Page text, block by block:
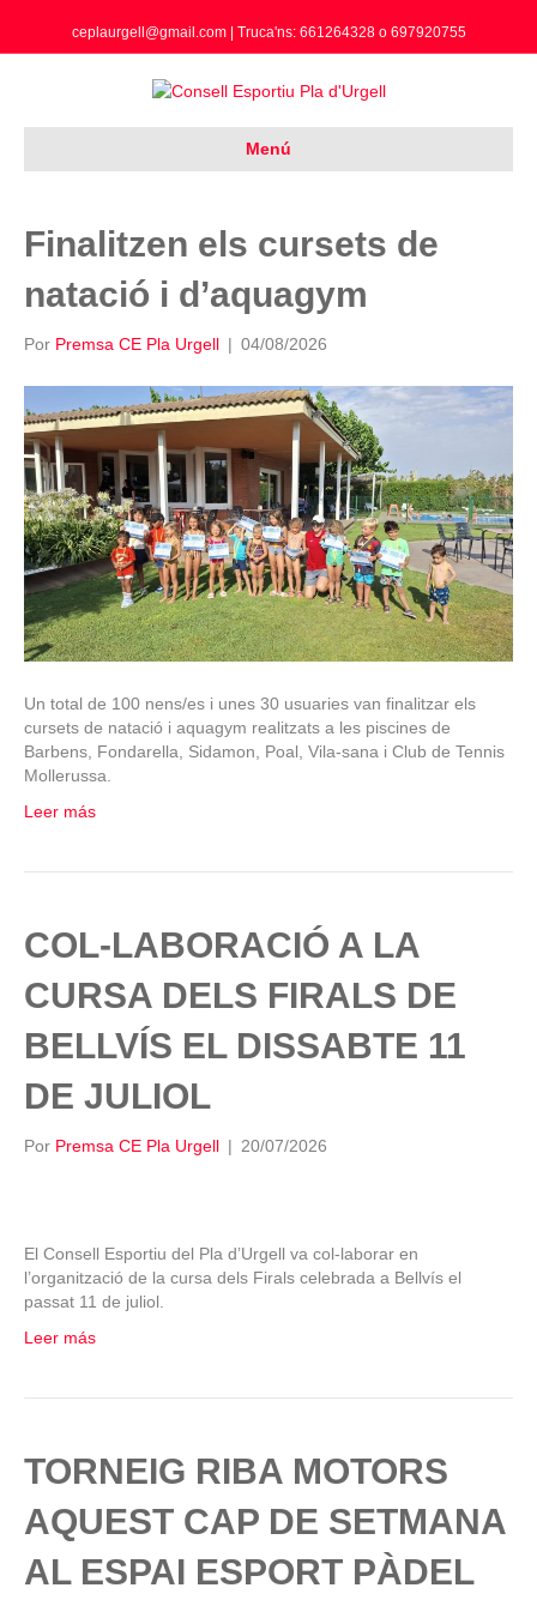
ceplaurgell@gmail.com | Truca'ns: 661264328 o 697920755
Menú
Finalitzen els cursets de
natació i d’aquagym
Por Premsa CE Pla Urgell | 04/08/2026
Un total de 100 nens/es i unes 30 usuaries van finalitzar els
cursets de natació i aquagym realitzats a les piscines de
Barbens, Fondarella, Sidamon, Poal, Vila-sana i Club de Tennis
Mollerussa.
Leer más
COL-LABORACIÓ A LA
CURSA DELS FIRALS DE
BELLVÍS EL DISSABTE 11
DE JULIOL
Por Premsa CE Pla Urgell | 20/07/2026
El Consell Esportiu del Pla d’Urgell va col-laborar en
l’organització de la cursa dels Firals celebrada a Bellvís el
passat 11 de juliol.
Leer más
TORNEIG RIBA MOTORS
AQUEST CAP DE SETMANA
AL ESPAI ESPORT PÀDEL